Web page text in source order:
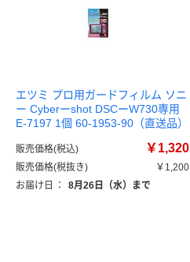
エツミ プロ用ガードフィルム ソニ
ー Cyberーshot DSCーW730専用
E-7197 1個 60-1953-90（直送品）
販売価格(税込) ￥1,320
販売価格(税抜き)
￥1,200
お届け日
： 8月26日（水）まで